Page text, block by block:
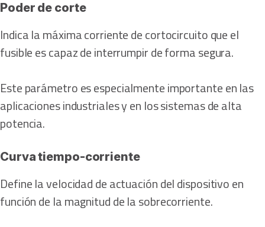
Poder de corte
Indica la máxima corriente de cortocircuito que el
fusible es capaz de interrumpir de forma segura.
Este parámetro es especialmente importante en las
aplicaciones industriales y en los sistemas de alta
potencia.
Curva tiempo-corriente
Define la velocidad de actuación del dispositivo en
función de la magnitud de la sobrecorriente.